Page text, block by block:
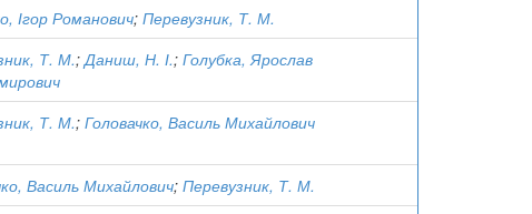
Ігор Романович; Перевузник, Т. М.
Т. М.;Даниш, Н. І.; Голубка, Ярослав
Т. М.; Головачко, Василь Михайлович
Василь Михайлович; Перевузник, Т. М.